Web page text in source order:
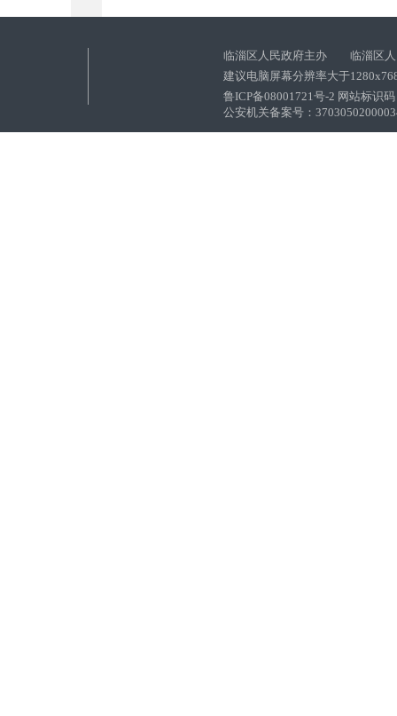
临淄区人民政府主办 临淄区人
建议电脑屏幕分辨率大于
鲁ICP备08001721号-2 网站标识
公安机关备案号：